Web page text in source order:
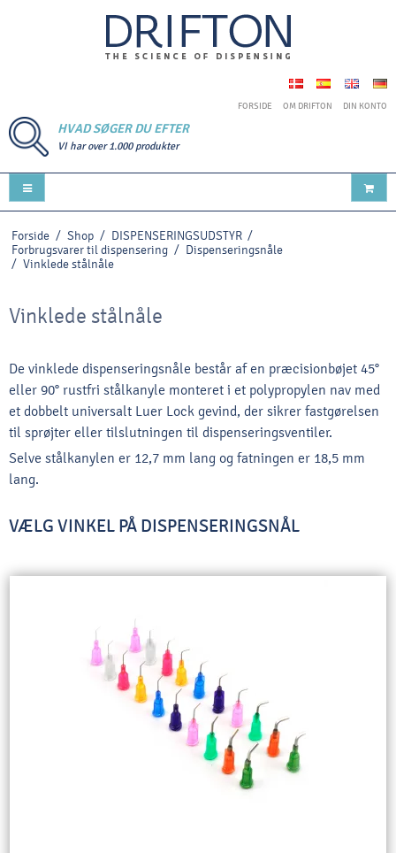
FORSIDE OM DRIFTON DIN KONTO
HVAD SØGER DU EFTER
VI har over 1.000 produkter
Forside / Shop / DISPENSERINGSUDSTYR /
Forbrugsvarer til dispensering / Dispenseringsnåle
/ Vinklede stålnåle
Vinklede stålnåle
De vinklede dispenseringsnåle består af en præcisionbøjet 45°
eller 90° rustfri stålkanyle monteret i et polypropylen nav med
et dobbelt universalt Luer Lock gevind, der sikrer fastgørelsen
til sprøjter eller tilslutningen til dispenseringsventiler.
Selve stålkanylen er 12,7 mm lang og fatningen er 18,5 mm
lang.
VÆLG VINKEL PÅ DISPENSERINGSNÅL